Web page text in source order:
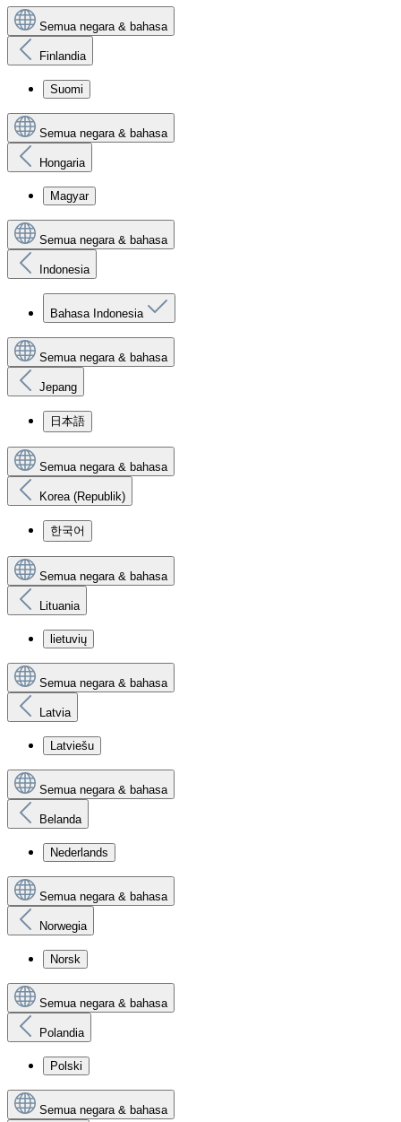
Semua negara & bahasa
Finlandia
Suomi
Semua negara & bahasa
Hongaria
Magyar
Semua negara & bahasa
Indonesia
Bahasa Indonesia
Semua negara & bahasa
Jepang
日本語
Semua negara & bahasa
Korea (Republik)
한국어
Semua negara & bahasa
Lituania
lietuvių
Semua negara & bahasa
Latvia
Latviešu
Semua negara & bahasa
Belanda
Nederlands
Semua negara & bahasa
Norwegia
Norsk
Semua negara & bahasa
Polandia
Polski
Semua negara & bahasa